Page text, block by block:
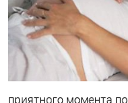
приятного момента